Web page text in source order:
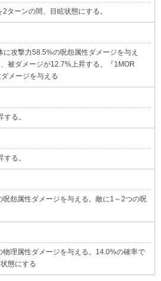
ターンの間、目眩状態にする。
に攻撃力58.5%の呪怨属性ダメージを与え
被ダメージが12.7%上昇する。『1MOR
メージを与える
る。
る。
怨属性ダメージを与える。敵に1～2つの呪
物理属性ダメージを与える。14.0%の確率で
態にする